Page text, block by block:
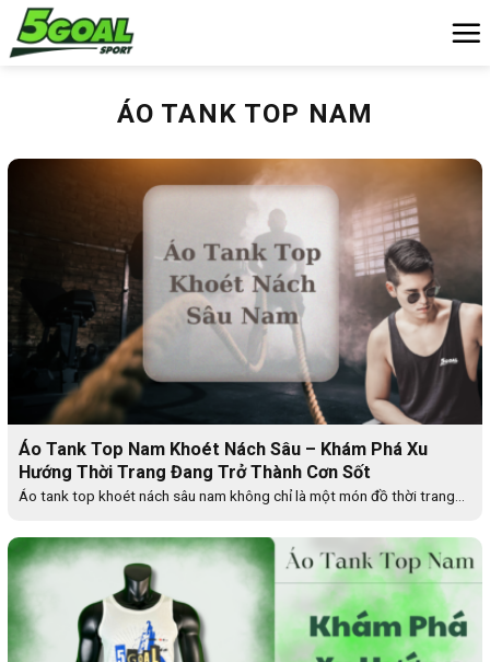
Chuyển
đến
ÁO TANK TOP NAM
Áo Tank Top Nam Khoét Nách Sâu – Khám Phá Xu
Hướng Thời Trang Đang Trở Thành Cơn Sốt
Áo tank top khoét nách sâu nam không chỉ là một món đồ thời trang...